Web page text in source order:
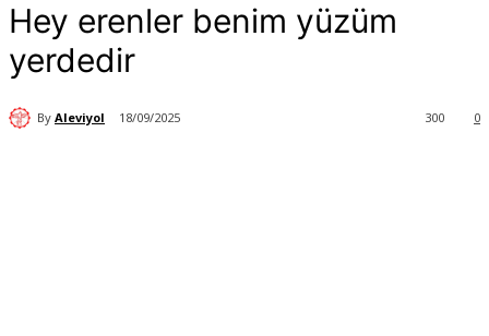
Hey erenler benim yüzüm
yerdedir
By Aleviyol 18/09/2025 0
300